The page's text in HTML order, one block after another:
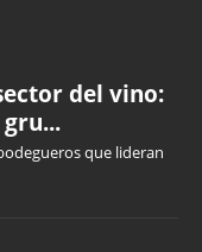
del vino:
que lideran